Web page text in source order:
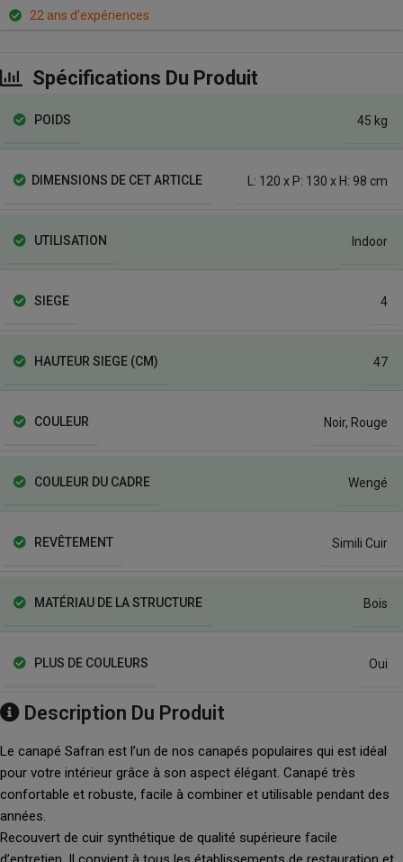
22 ans d’expériences
Spécifications Du Produit
POIDS 45 kg
DIMENSIONS DE CET ARTICLE L: 120 x P: 130 x H: 98 cm
UTILISATION Indoor
SIEGE 4
HAUTEUR SIEGE (CM) 47
COULEUR Noir, Rouge
COULEUR DU CADRE Wengé
REVÊTEMENT Simili Cuir
MATÉRIAU DE LA STRUCTURE Bois
PLUS DE COULEURS Oui
Description Du Produit
Le canapé Safran est l’un de nos canapés populaires qui est idéal
pour votre intérieur grâce à son aspect élégant. Canapé très
confortable et robuste, facile à combiner et utilisable pendant des
années.
Recouvert de cuir synthétique de qualité supérieure facile